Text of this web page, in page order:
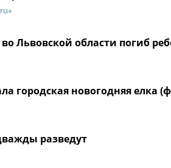
Львовской области погиб
городская новогодняя елка
разведут